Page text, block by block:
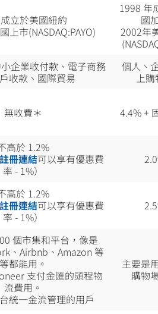
立於美國紐約
上市(NASDAQ:PAYO)
1998 年
國
2002年
企業收付款、電子商務
收款、國際貿易
個人、
上購
無收費＊ 4.4% +
高於 1.2%
註冊連結可以享有優惠費
率 - 1%）
高於 1.2%
註冊連結可以享有優惠費
率 - 1%）
個市集和平台，像是
、Airbnb、Amazon 等
等都能用。
支付金匯的頭程物
流費用。
統一金流管理的用戶
主要是
購物